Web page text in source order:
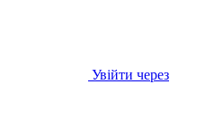
Увійти через